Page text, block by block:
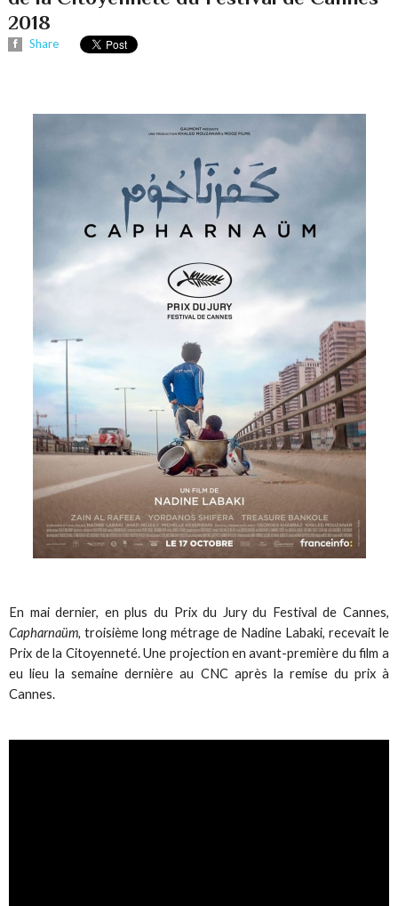
2018
Share
En mai dernier, en plus du Prix du Jury du Festival de Cannes,
Capharnaüm, troisième long métrage de Nadine Labaki, recevait le
Prix de la Citoyenneté. Une projection en avant-première du film a
eu lieu la semaine dernière au CNC après la remise du prix à
Cannes.